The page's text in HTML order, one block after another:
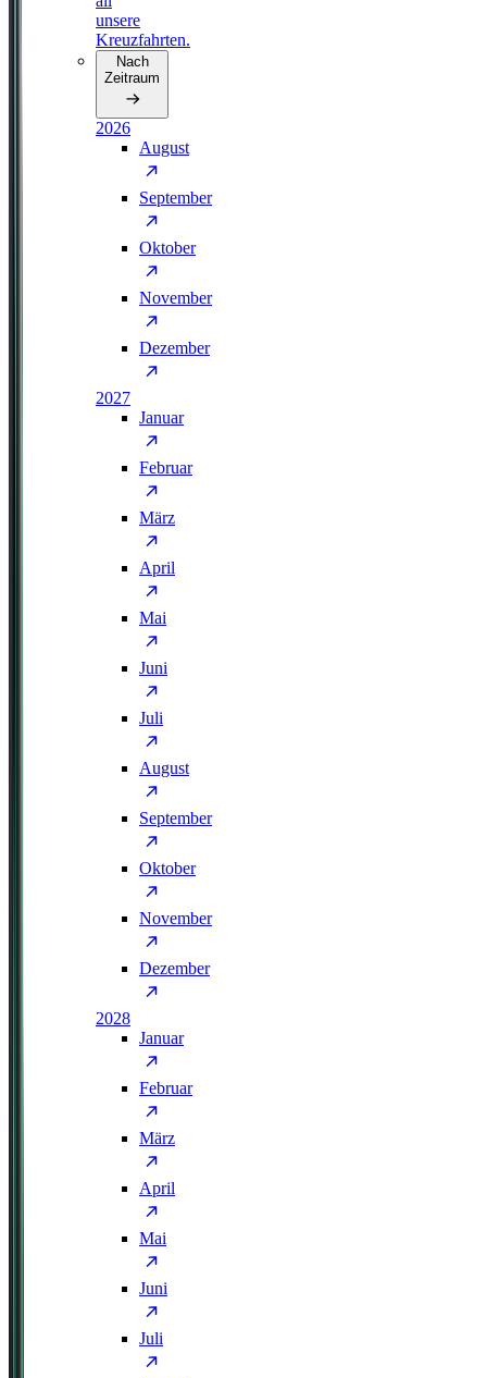
unsere
Kreuzfahrten.
Nach
Zeitraum
2026
August
September
Oktober
November
Dezember
2027
Januar
Februar
März
April
Mai
Juni
Juli
August
September
Oktober
November
Dezember
2028
Januar
Februar
März
April
Mai
Juni
Juli